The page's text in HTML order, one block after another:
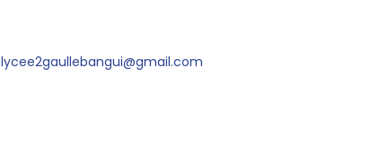
lycee2gaullebangui@gmail.com